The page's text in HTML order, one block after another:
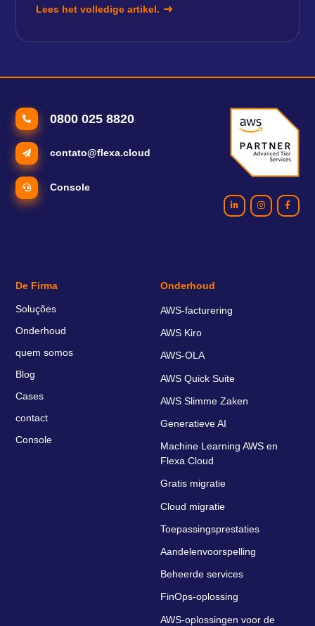
Lees het volledige artikel.
0800 025 8820
contato@flexa.cloud
Console
De Firma
Soluções
Onderhoud
quem somos
Blog
Cases
contact
Console
Onderhoud
AWS-facturering
AWS Kiro
AWS-OLA
AWS Quick Suite
AWS Slimme Zaken
Generatieve AI
Machine Learning AWS en
Flexa Cloud
Gratis migratie
Cloud migratie
Toepassingsprestaties
Aandelenvoorspelling
Beheerde services
FinOps-oplossing
AWS-oplossingen voor de